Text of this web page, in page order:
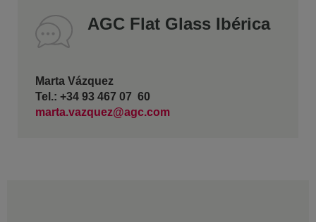
AGC Flat Glass Ibérica
Marta Vázquez
Tel.: +34 93 467 07 60
marta.vazquez@agc.com